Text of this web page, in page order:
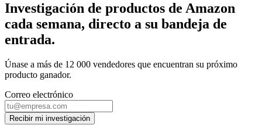
Investigación de productos de Amazon
cada semana, directo a su bandeja de
entrada.
Únase a más de 12 000 vendedores que encuentran su próximo
producto ganador.
Correo electrónico
Recibir mi investigación